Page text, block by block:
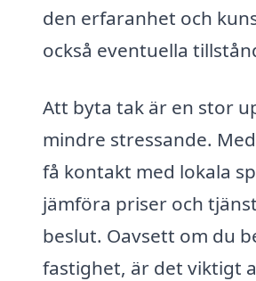
den erfaranhet och
också eventuella
Att byta tak är en stor
mindre stressande.
få kontakt med lokala
jämföra priser och
beslut. Oavsett om du
fastighet, är det viktigt